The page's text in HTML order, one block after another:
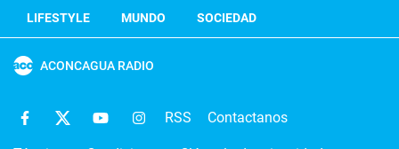
LIFESTYLE
MUNDO SOCIEDAD
ACONCAGUA RADIO
RSS Contactanos